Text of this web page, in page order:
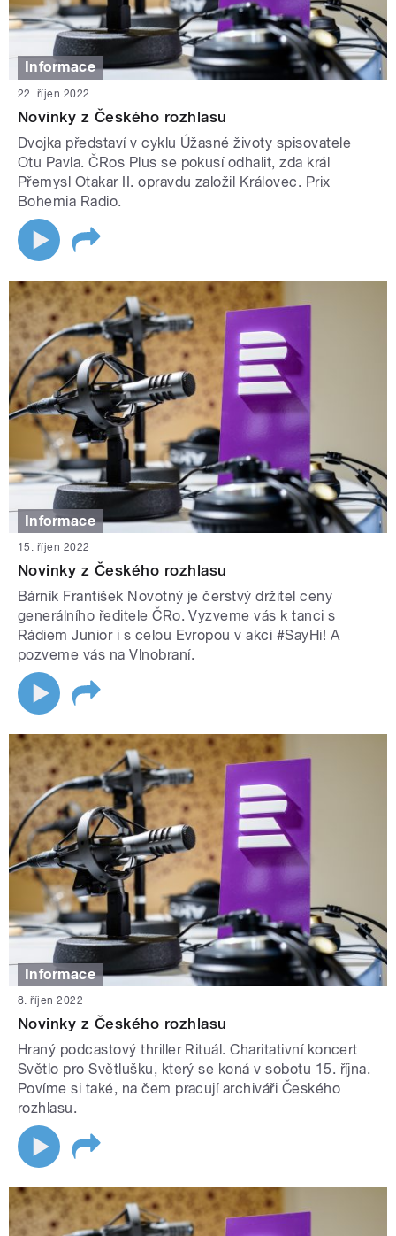
Informace
22. říjen 2022
Novinky z Českého rozhlasu
Dvojka představí v cyklu Úžasné životy spisovatele
Otu Pavla. ČRos Plus se pokusí odhalit, zda král
Přemysl Otakar II. opravdu založil Královec. Prix
Bohemia Radio.
Informace
15. říjen 2022
Novinky z Českého rozhlasu
Bárník František Novotný je čerstvý držitel ceny
generálního ředitele ČRo. Vyzveme vás k tanci s
Rádiem Junior i s celou Evropou v akci #SayHi! A
pozveme vás na Vlnobraní.
Informace
8. říjen 2022
Novinky z Českého rozhlasu
Hraný podcastový thriller Rituál. Charitativní koncert
Světlo pro Světlušku, který se koná v sobotu 15. října.
Povíme si také, na čem pracují archiváři Českého
rozhlasu.